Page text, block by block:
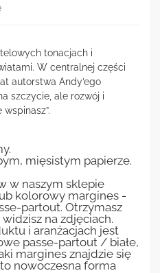
tonacjach i
W centralnej części
autorstwa Andy’ego
szczycie, ale rozwój i
mięsistym papierze.
w naszym sklepie
kolorowy margines -
partout. Otrzymasz
na zdjęciach.
i aranżacjach jest
passe-partout / białe,
margines znajdzie się
nowoczesna forma